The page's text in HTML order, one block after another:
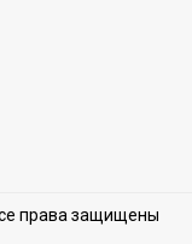
в режиме
права защищены